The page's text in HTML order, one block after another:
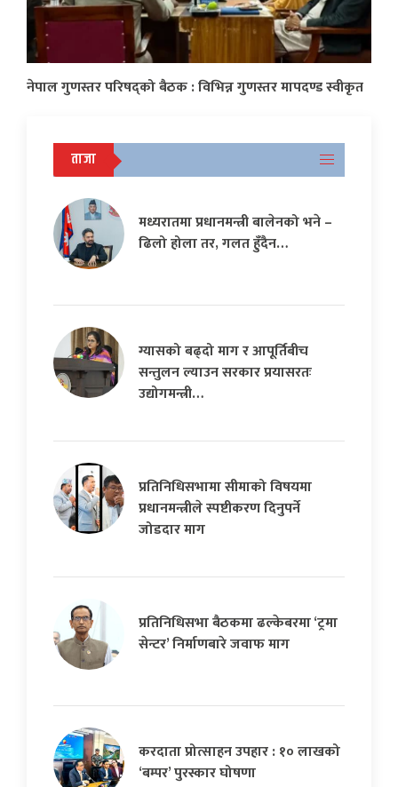
नेपाल गुणस्तर परिषद्को बैठक : विभिन्न गुणस्तर मापदण्ड स्वीकृत
ताजा
मध्यरातमा प्रधानमन्त्री बालेनको भने –
ढिलो होला तर, गलत हुँदैन…
ग्यासको बढ्दो माग र आपूर्तिबीच
सन्तुलन ल्याउन सरकार प्रयासरतः
उद्योगमन्त्री…
प्रतिनिधिसभामा सीमाको विषयमा
प्रधानमन्त्रीले स्पष्टीकरण दिनुपर्ने
जोडदार माग
प्रतिनिधिसभा बैठकमा ढल्केबरमा ‘ट्रमा
सेन्टर’ निर्माणबारे जवाफ माग
करदाता प्रोत्साहन उपहार : १० लाखको
‘बम्पर’ पुरस्कार घोषणा